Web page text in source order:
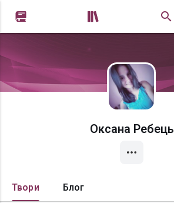

Оксана Ребець
Твори Блог